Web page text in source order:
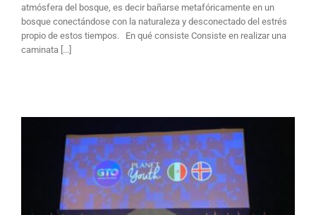
atmósfera del bosque, es decir bañarse metafóricamente en un
bosque conectándose con la naturaleza y desconectado del estrés
propio de estos tiempos. En qué consiste Consiste en realizar una
caminata [...]